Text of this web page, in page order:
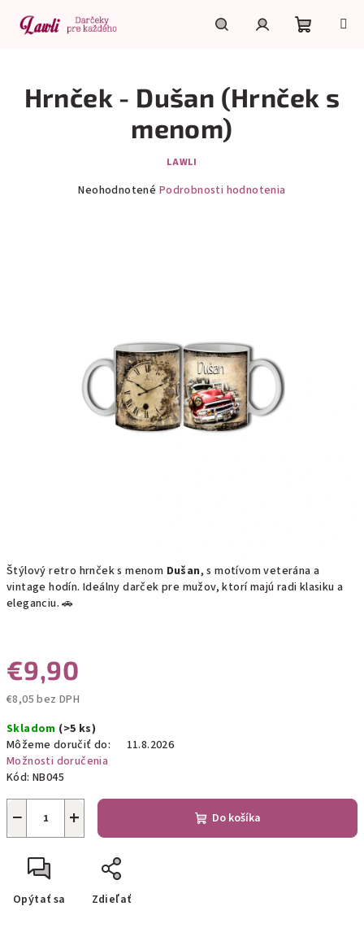
obsah
košík
Štýlový retro hrnček s menom Dušan, s motívom veterána a
vintage hodín. Ideálny darček pre mužov, ktorí majú radi klasiku a
eleganciu. 🚗
€9,90
€8,05 bez DPH
cena:
Skladom (>5 ks)
Môžeme doručiť do:
11.8.2026
Možnosti doručenia
Kód: NB045
+
− Do košíka
Opýtať sa Zdieľať
Hrnček - Dušan (Hrnček s
menom)
LAWLI
Neohodnotené Podrobnosti hodnotenia